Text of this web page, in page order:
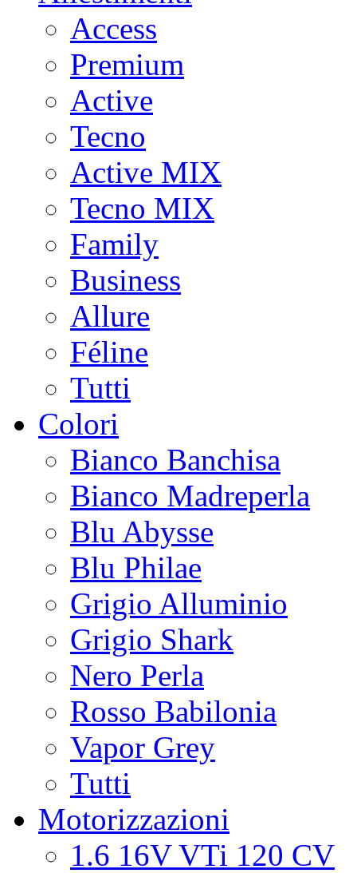
Access
Premium
Active
Tecno
Active MIX
Tecno MIX
Family
Business
Allure
Féline
Tutti
Colori
Bianco Banchisa
Bianco Madreperla
Blu Abysse
Blu Philae
Grigio Alluminio
Grigio Shark
Nero Perla
Rosso Babilonia
Vapor Grey
Tutti
Motorizzazioni
1.6 16V VTi 120 CV